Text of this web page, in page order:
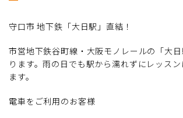
守口市 地下鉄「大日駅」直結！
市営地下鉄谷町線・大阪モノレールの「大
ります。雨の日でも駅から濡れずにレッス
ます。
電車をご利用のお客様